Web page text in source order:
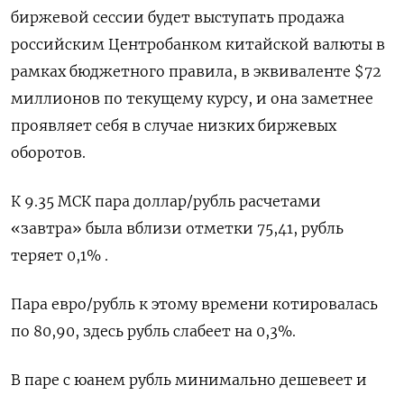
биржевой сессии будет выступать продажа
российским Центробанком китайской валюты в
рамках бюджетного правила, в эквиваленте $72
миллионов по текущему курсу, и она заметнее
проявляет себя в случае низких биржевых
оборотов.
К 9.35 МСК пара доллар/рубль расчетами
«завтра» была вблизи отметки 75,41, рубль
теряет 0,1% .
Пара евро/рубль к этому времени котировалась
по 80,90, здесь рубль слабеет на 0,3%.
В паре с юанем рубль минимально дешевеет и